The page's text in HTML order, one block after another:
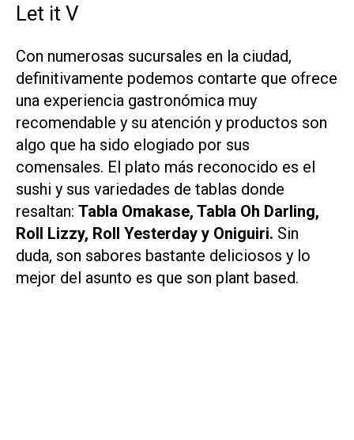
Let it V
Con numerosas sucursales en la ciudad,
definitivamente podemos contarte que ofrece
una experiencia gastronómica muy
recomendable y su atención y productos son
algo que ha sido elogiado por sus
comensales. El plato más reconocido es el
sushi y sus variedades de tablas donde
resaltan: Tabla Omakase, Tabla Oh Darling,
Roll Lizzy, Roll Yesterday y Oniguiri. Sin
duda, son sabores bastante deliciosos y lo
mejor del asunto es que son plant based.